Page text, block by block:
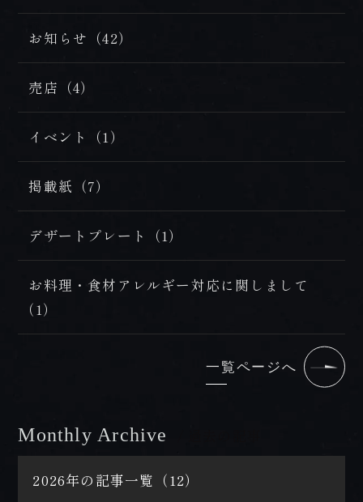
お知らせ（42）
売店（4）
イベント（1）
掲載紙（7）
デザートプレート（1）
お料理・食材アレルギー対応に関しまして
（1）
一覧ページへ
Monthly Archive
2026年の記事一覧（12）